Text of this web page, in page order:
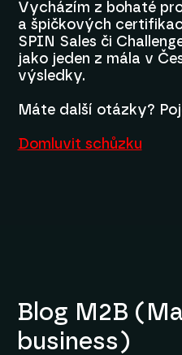
Vycházím z bohaté
a špičkových
SPIN Sales či
jako jeden z mála v
výsledky.
Máte další otázky?
Domluvit schůzku
Blog M2B
business)